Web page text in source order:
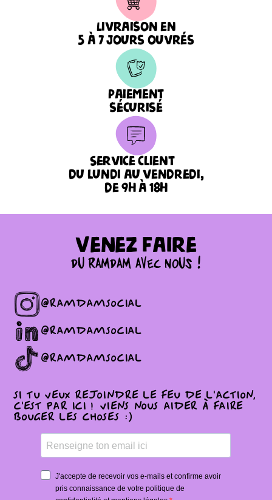
Livraison en
5 à 7 jours ouvrés
Paiement
sécurisé
Service client
du lundi au vendredi,
de 9h à 18h
Venez faire
du ramdam avec nous !
@ramdamsocial
@ramdamsocial
@ramdamsocial
Si tu veux rejoindre le feu de l'action,
c'est par ici ! Viens nous aider à faire
bouger les choses :)